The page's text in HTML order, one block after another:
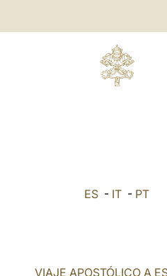
ES - IT - PT
VIAJE APOSTÓLICO A